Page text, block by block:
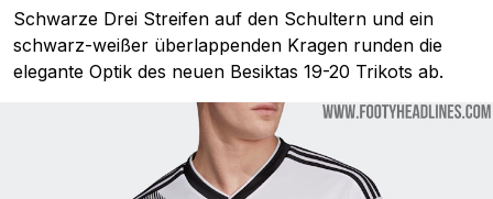
Schwarze Drei Streifen auf den Schultern und ein
schwarz-weißer überlappenden Kragen runden die
elegante Optik des neuen Besiktas 19-20 Trikots ab.